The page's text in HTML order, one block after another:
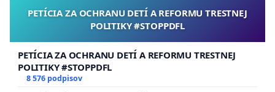
PETÍCIA ZA OCHRANU DETÍ A REFORMU TRESTNEJ
POLITIKY #STOPPDFL
PETÍCIA ZA OCHRANU DETÍ A REFORMU TRESTNEJ
POLITIKY #STOPPDFL
8 576 podpisov